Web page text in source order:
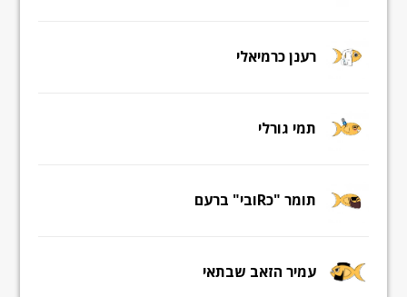
רענן כרמיאלי
תמי גורלי
תומר "כRובי" ברעם
עמיר הזאב שבתאי